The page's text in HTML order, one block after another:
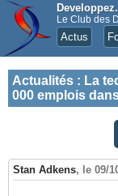
Le Club des
Actus
Actualités : La
000 emplois
Stan Adkens, le 09/